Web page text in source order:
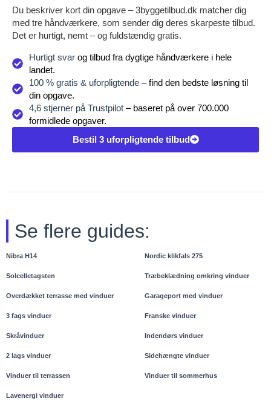
Du beskriver kort din opgave – 3byggetilbud.dk matcher dig
med tre håndværkere, som sender dig deres skarpeste tilbud.
Det er hurtigt, nemt – og fuldstændig gratis.
Hurtigt svarog tilbud fra dygtige håndværkere i hele
landet.
100 % gratis & uforpligtende– find den bedste løsning til
din opgave.
4,6 stjerner på Trustpilot– baseret på over 700.000
formidlede opgaver.
Bestil 3 uforpligtende tilbud
Se flere guides:
Nibra H14 Nordic klikfals 275
Solcelletagsten Træbeklædning omkring vinduer
Overdækket terrasse med vinduer Garageport med vinduer
3 fags vinduer Franske vinduer
Skråvinduer Indendørs vinduer
2 lags vinduer Sidehængte vinduer
Vinduer til terrassen Vinduer til sommerhus
Lavenergi vinduer